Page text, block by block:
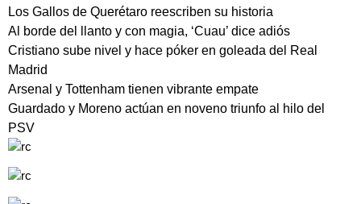
Los Gallos de Querétaro reescriben su historia
Al borde del llanto y con magia, ‘Cuau’ dice adiós
Cristiano sube nivel y hace póker en goleada del Real
Madrid
Arsenal y Tottenham tienen vibrante empate
Guardado y Moreno actúan en noveno triunfo al hilo del
PSV